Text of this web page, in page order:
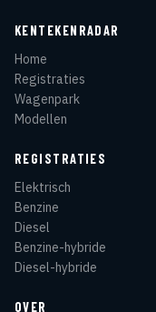
KENTEKENRADAR
Home
Registraties
Wagenpark
Modellen
REGISTRATIES
Elektrisch
Benzine
Diesel
Benzine-hybride
Diesel-hybride
OVER